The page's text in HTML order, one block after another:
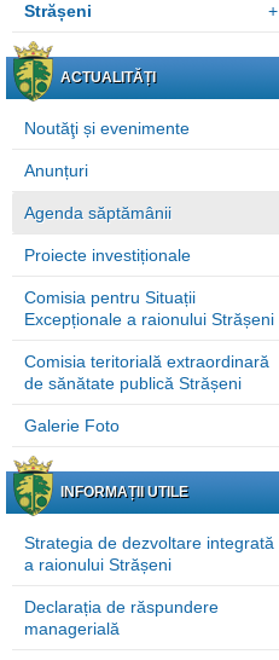
Strășeni
+
ACTUALITĂȚI
Noutăţi și evenimente
Anunțuri
Agenda săptămânii
Proiecte investiționale
Comisia pentru Situații
Excepționale a raionului Strășeni
Comisia teritorială extraordinară
de sănătate publică Strășeni
Galerie Foto
INFORMAȚII UTILE
Strategia de dezvoltare integrată
a raionului Strășeni
Declarația de răspundere
managerială